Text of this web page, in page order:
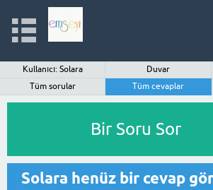
Kullanıcı: Solara Duvar
Tüm sorular
Tüm cevaplar
Bir Soru Sor
Solara henüz bir cevap